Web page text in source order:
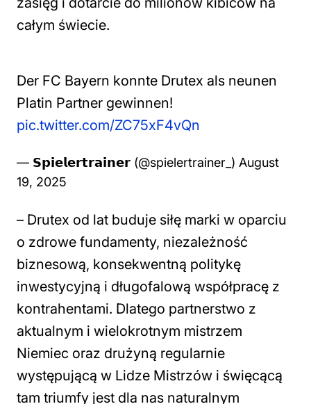
całym świecie.
Der FC Bayern konnte Drutex als neunen
Platin Partner gewinnen!
pic.twitter.com/ZC75xF4vQn
— 𝗦𝗽𝗶𝗲𝗹𝗲𝗿𝘁𝗿𝗮𝗶𝗻𝗲𝗿 (@spielertrainer_) August
19, 2025
– Drutex od lat buduje siłę marki w oparciu
o zdrowe fundamenty, niezależność
biznesową, konsekwentną politykę
inwestycyjną i długofalową współpracę z
kontrahentami. Dlatego partnerstwo z
aktualnym i wielokrotnym mistrzem
Niemiec oraz drużyną regularnie
występującą w Lidze Mistrzów i święcącą
tam triumfy jest dla nas naturalnym